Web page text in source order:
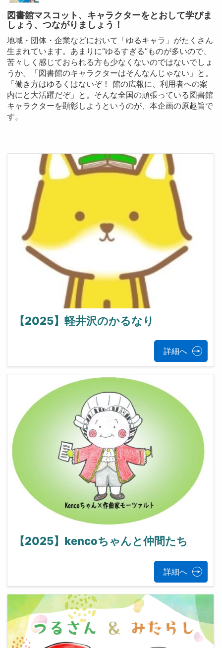
図書館マスコット、キャラクターをとおして学びま
しょう、つながりましょう！
地域・団体・企業などにおいて「ゆるキャラ」がたくさん
生まれています。あまりに“ゆるすぎる”ものが多いので、
苦々しく感じておられる方も少なくないのではないでしょ
うか。「図書館のキャラクターはそんなんじゃない」と。
「働き方はゆるくはないぞ！ 館の広報に、利用者への案
内にと大活躍だぞ」と。そんな全国の頑張っている図書館
キャラクターを顕彰しようというのが、本企画の原趣旨で
す。
【2025】軽井沢のかるなり
詳細へ
【2025】kencoちゃんと仲間たち
詳細へ